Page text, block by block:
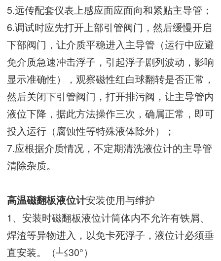
5.远传配套仪表上感应面应面向和紧贴主导管；
6.调试时应先打开上部引管阀门，然后缓慢开启
下部阀门，让介质平稳进入主导管（运行中应避
免介质急速冲击浮子，引起浮子剧列波动，影响
显示准确性），观察磁性红白球翻转是否正常，
然后关闭下引管阀门，打开排污阀，让主导管内
液位下降，据此方法操作三次，确属正常，即可
投入运行（腐蚀性等特殊液体除外）；
7.应根据介质情况，不定期清洗液位计的主导管
清除杂质。
高温磁翻板液位计安装使用与维护
1、安装时磁翻板液位计筒体内不允许有铁屑、
焊渣等异物进入，以免卡死浮子，液位计必须垂
直安装。（┴≤30°）